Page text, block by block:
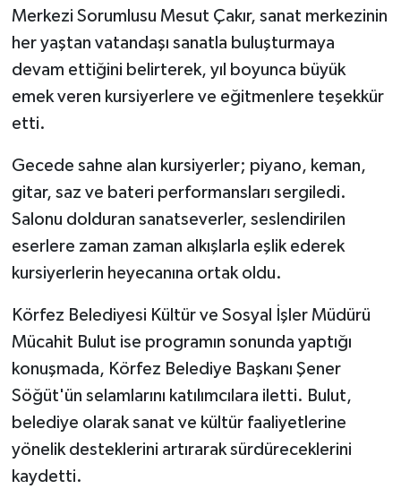
Merkezi Sorumlusu Mesut Çakır, sanat merkezinin
her yaştan vatandaşı sanatla buluşturmaya
devam ettiğini belirterek, yıl boyunca büyük
emek veren kursiyerlere ve eğitmenlere teşekkür
etti.
Gecede sahne alan kursiyerler; piyano, keman,
gitar, saz ve bateri performansları sergiledi.
Salonu dolduran sanatseverler, seslendirilen
eserlere zaman zaman alkışlarla eşlik ederek
kursiyerlerin heyecanına ortak oldu.
Körfez Belediyesi Kültür ve Sosyal İşler Müdürü
Mücahit Bulut ise programın sonunda yaptığı
konuşmada, Körfez Belediye Başkanı Şener
Söğüt'ün selamlarını katılımcılara iletti. Bulut,
belediye olarak sanat ve kültür faaliyetlerine
yönelik desteklerini artırarak sürdüreceklerini
kaydetti.